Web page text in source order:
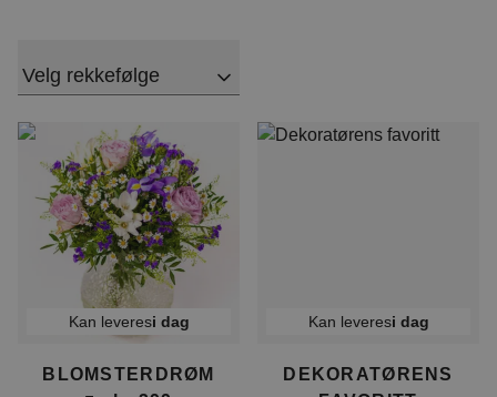
Velg rekkefølge
Kan leveresi dag
BLOMSTERDRØM
Kan leveresi dag
DEKORATØRENS